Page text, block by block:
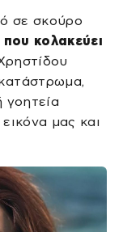
σε σκούρο
που κολακεύει
γοητεία
μας και